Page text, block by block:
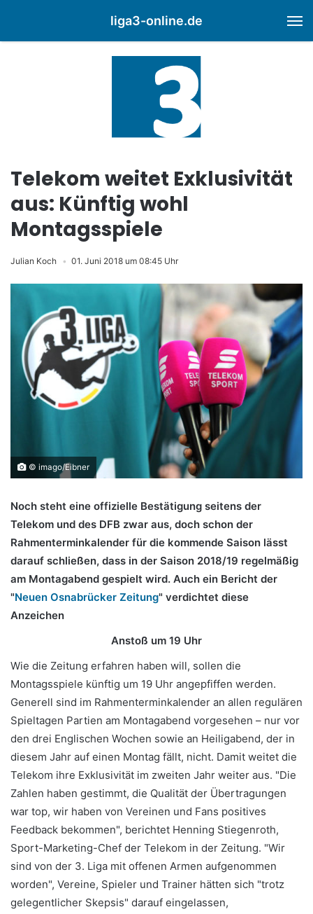
liga3-online.de
Telekom weitet Exklusivität
aus: Künftig wohl
Montagsspiele
Julian Koch 01. Juni 2018 um 08:45 Uhr
© imago/Eibner
Noch steht eine offizielle Bestätigung seitens der
Telekom und des DFB zwar aus, doch schon der
Rahmenterminkalender für die kommende Saison lässt
darauf schließen, dass in der Saison 2018/19 regelmäßig
am Montagabend gespielt wird. Auch ein Bericht der
"Neuen Osnabrücker Zeitung" verdichtet diese
Anzeichen
Anstoß um 19 Uhr
Wie die Zeitung erfahren haben will, sollen die
Montagsspiele künftig um 19 Uhr angepfiffen werden.
Generell sind im Rahmenterminkalender an allen regulären
Spieltagen Partien am Montagabend vorgesehen – nur vor
den drei Englischen Wochen sowie an Heiligabend, der in
diesem Jahr auf einen Montag fällt, nicht. Damit weitet die
Telekom ihre Exklusivität im zweiten Jahr weiter aus. "Die
Zahlen haben gestimmt, die Qualität der Übertragungen
war top, wir haben von Vereinen und Fans positives
Feedback bekommen", berichtet Henning Stiegenroth,
Sport-Marketing-Chef der Telekom in der Zeitung. "Wir
sind von der 3. Liga mit offenen Armen aufgenommen
worden", Vereine, Spieler und Trainer hätten sich "trotz
gelegentlicher Skepsis" darauf eingelassen,